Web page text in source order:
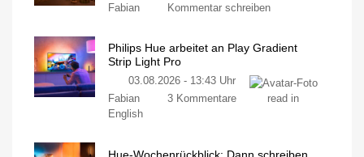
Fabian
Kommentar schreiben
Philips Hue arbeitet an Play Gradient
Strip Light Pro
03.08.2026 - 13:43 Uhr
Fabian
3 Kommentare
read in
English
Hue-Wochenrückblick: Dann schreiben